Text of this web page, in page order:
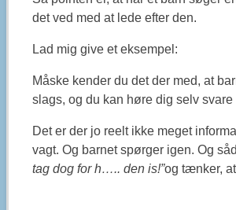
det ved med at lede efter den.
Lad mig give et eksempel:
Måske kender du det der med, at
slags, og du kan høre dig selv svare
Det er der jo reelt ikke meget
vagt. Og barnet spørger igen. Og
tag dog for h….. den is!”og tænker,